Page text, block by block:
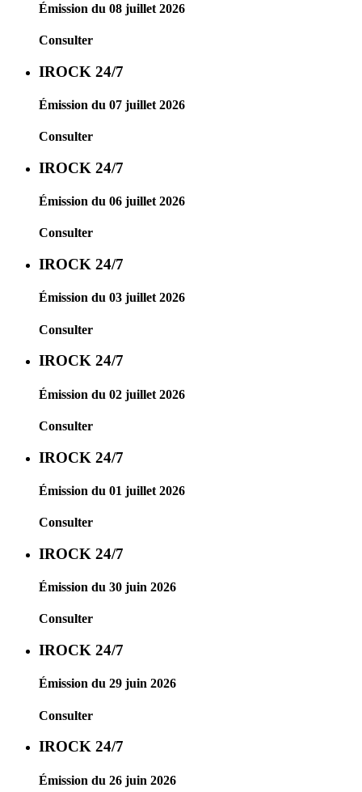
Émission du 08 juillet 2026
Consulter
IROCK 24/7
Émission du 07 juillet 2026
Consulter
IROCK 24/7
Émission du 06 juillet 2026
Consulter
IROCK 24/7
Émission du 03 juillet 2026
Consulter
IROCK 24/7
Émission du 02 juillet 2026
Consulter
IROCK 24/7
Émission du 01 juillet 2026
Consulter
IROCK 24/7
Émission du 30 juin 2026
Consulter
IROCK 24/7
Émission du 29 juin 2026
Consulter
IROCK 24/7
Émission du 26 juin 2026